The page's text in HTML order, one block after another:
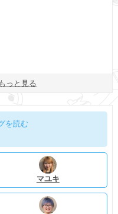
っと見る
を読む
マユキ